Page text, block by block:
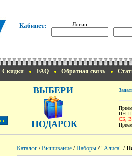
Кабинет: Логин
Скидки FAQ Обратная связь
ВЫБЕРИ
ПОДАРОК
ПН-
СБ,
Каталог /Вышивание /Наборы /"Алиса" /